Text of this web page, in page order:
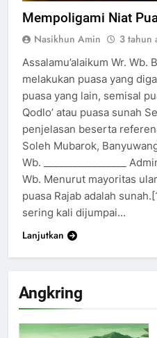
Angkring
Mempoligami Niat
Nasikhun Amin 3 tahun
Assalamu’alaikum Wr. Wb.
melakukan puasa yang
puasa yang lain, semisal
Qodlo’ atau puasa sunah
penjelasan beserta
Soleh Mubarok,
Wb. _________________
Wb. Menurut mayoritas
puasa Rajab adalah
sering kali dijumpai…
Lanjutkan